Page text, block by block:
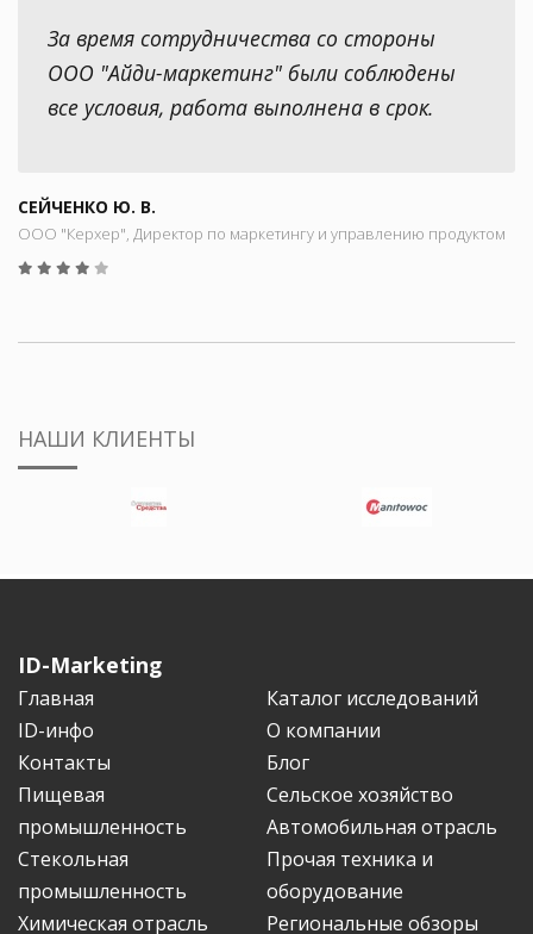
За время сотрудничества со стороны
ООО "Айди-маркетинг" были соблюдены
все условия, работа выполнена в срок.
СЕЙЧЕНКО Ю. В.
ООО "Керхер", Директор по маркетингу и управлению продуктом
НАШИ КЛИЕНТЫ
ID-Marketing
Главная
Каталог исследований
ID-инфо
О компании
Контакты
Блог
Пищевая
промышленность
Сельское хозяйство
Автомобильная отрасль
Стекольная
промышленность
Прочая техника и
оборудование
Химическая отрасль
Региональные обзоры